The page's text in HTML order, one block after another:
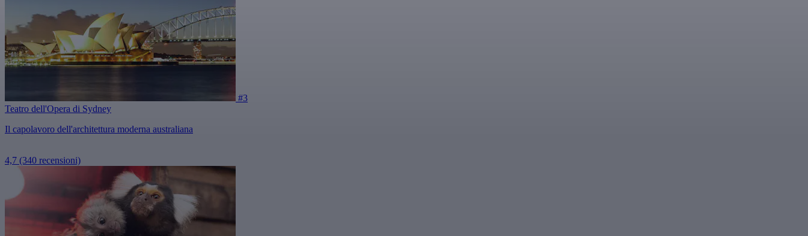
#3
Teatro dell'Opera di Sydney
Il capolavoro dell'architettura moderna australiana
4,7 (340 recensioni)